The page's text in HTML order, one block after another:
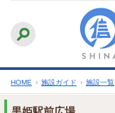
文
へ
ふりがなをつける
HOME › 施設ガイド › 施設一覧